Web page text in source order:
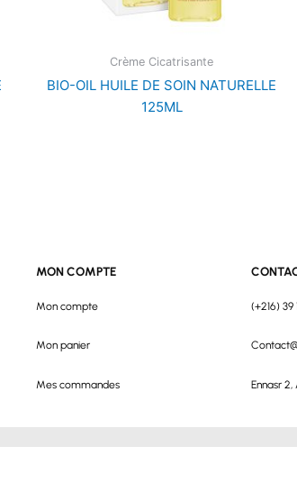
Crème Cicatrisante
BIO-OIL HUILE DE SOIN NATURELLE
125ML
MON COMPTE
Mon compte
Mon panier
Mes commandes
(+216) 39
Ennasr